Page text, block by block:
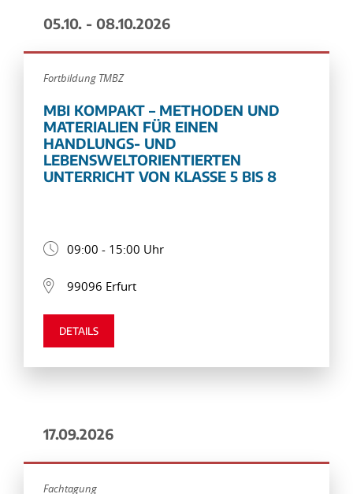
05.10. - 08.10.2026
Fortbildung TMBZ
MBI KOMPAKT – METHODEN UND
MATERIALIEN FÜR EINEN
HANDLUNGS- UND
LEBENSWELTORIENTIERTEN
UNTERRICHT VON KLASSE 5 BIS 8
09:00 - 15:00 Uhr
99096 Erfurt
DETAILS
17.09.2026
Fachtagung